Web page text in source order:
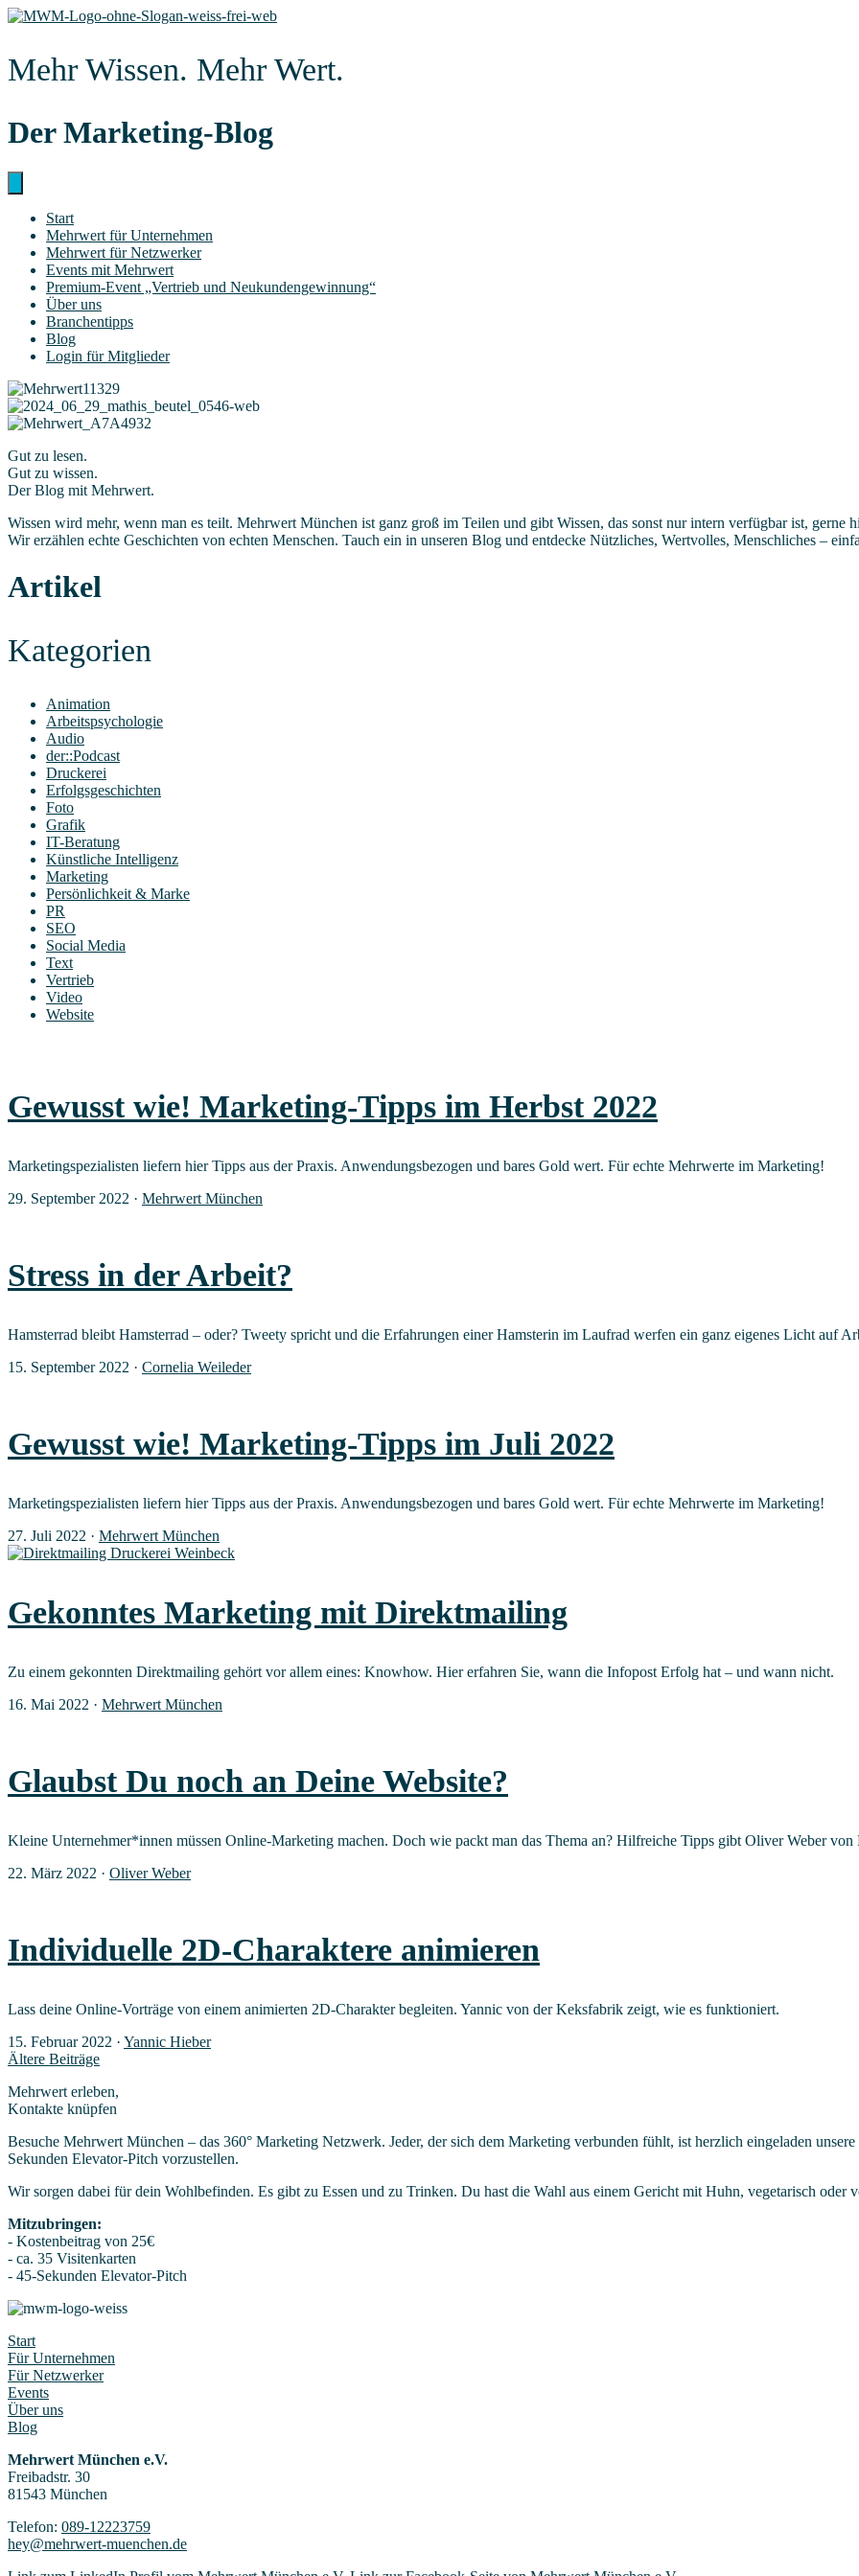
Zum
Mehr Wissen. Mehr Wert.
Der Marketing-Blog
Start
Mehr­wert für Unternehmen
Mehr­wert für Netzwerker
Events mit Mehrwert
Pre­­mi­um-Event „Ver­trieb und Neukundengewinnung“
Über uns
Bran­chen­tipps
Blog
Log­in für Mitglieder
Gut zu lesen.
Gut zu wissen.
Der Blog mit Mehrwert.
Wissen wird mehr, wenn man es teilt. Mehrwert München ist ganz groß im Teilen und gibt Wissen, das sonst nur intern verfügbar ist, gerne
Wir erzählen echte Geschichten von echten Menschen. Tauch ein in unseren Blog und entdecke Nützliches, Wertvolles, Menschliches –
Artikel
Kate­go­rien
Animation
Arbeitspsychologie
Audio
der::Podcast
Druckerei
Erfolgsgeschichten
Foto
Grafik
IT-Beratung
Künstliche Intelligenz
Marketing
Persönlichkeit & Marke
PR
SEO
Social Media
Text
Vertrieb
Video
Website
Gewusst wie! Mar­ke­ting-Tipps im Herbst 2022
Mar­ke­ting­spe­zia­lis­ten lie­fern hier Tipps aus der Pra­xis. Anwen­dungs­be­zo­gen und bares Gold wert. Für ech­te Mehr­wer­te im Marketing!
29. September 2022 · Mehrwert München
Stress in der Arbeit?
Hams­ter­rad bleibt Hams­ter­rad – oder? Tweety spricht und die Erfah­run­gen einer Hams­te­rin im Lauf­rad wer­fen ein ganz eige­nes Licht auf
15. September 2022 · Cornelia Weileder
Gewusst wie! Mar­ke­ting-Tipps im Juli 2022
Mar­ke­ting­spe­zia­lis­ten lie­fern hier Tipps aus der Pra­xis. Anwen­dungs­be­zo­gen und bares Gold wert. Für ech­te Mehr­wer­te im Marketing!
27. Juli 2022 · Mehrwert München
Gekonn­tes Mar­ke­ting mit Direktmailing
Zu einem gekonn­ten Direkt­mai­ling gehört vor allem eines: Know­how. Hier erfah­ren Sie, wann die Info­post Erfolg hat – und wann nicht.
16. Mai 2022 · Mehrwert München
Glaubst Du noch an Dei­ne Website?
Klei­ne Unternehmer*innen müs­sen Online-Mar­ke­ting machen. Doch wie packt man das The­ma an? Hilf­rei­che Tipps gibt Oli­ver Weber
22. März 2022 · Oliver Weber
Indi­vi­du­el­le 2D-Cha­rak­te­re animieren
Lass dei­ne Online-Vor­trä­ge von einem ani­mier­ten 2D-Cha­rak­ter beglei­ten. Yan­nic von der Keks­fa­brik zeigt, wie es funktioniert.
15. Februar 2022 · Yannic Hieber
Ältere Beiträge
Mehrwert erleben,
Kontakte knüpfen
Besuche Mehrwert München – das 360° Marketing Netzwerk. Jeder, der sich dem Marketing verbunden fühlt, ist herzlich eingeladen
Sekunden Elevator-Pitch vorzustellen.
Wir sorgen dabei für dein Wohlbefinden. Es gibt zu Essen und zu Trinken. Du hast die Wahl aus einem Gericht mit Huhn, vegetarisch oder
Mitzubringen:
- Kostenbeitrag von 25€
- ca. 35 Visitenkarten
- 45-Sekunden Elevator-Pitch
Start
Für Unternehmen
Für Netzwerker
Events
Über uns
Blog
Mehrwert München e.V.
Freibadstr. 30
81543 München
Telefon: 089-12223759
hey@mehrwert-muenchen.de